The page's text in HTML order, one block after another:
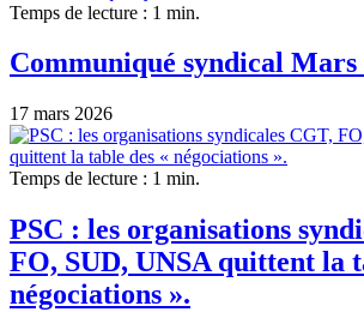
Temps de lecture : 1 min.
Communiqué syndical Mars
17 mars 2026
Temps de lecture : 1 min.
PSC : les organisations
FO, SUD, UNSA quittent la
négociations ».